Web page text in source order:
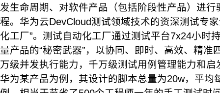
发生命周期、对软件产品（包括阶段性产品）进
程。华为云DevCloud测试领域技术的资深测试专
化工厂”。测试自动化工厂通过测试平台7x24小时
量产品的“秘密武器”，以协同、即时、高效、精准
万级并发执行能力，千万级测试用例管理能力和
华为某产品为例，其设计的脚本总量为20w，平均